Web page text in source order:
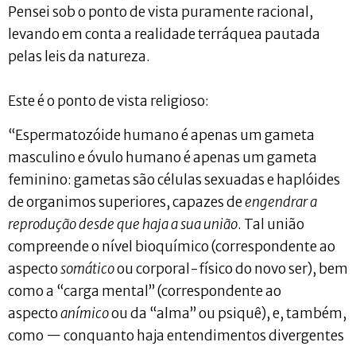
Pensei sob o ponto de vista puramente racional,
levando em conta a realidade terráquea pautada
pelas leis da natureza.
Este é o ponto de vista religioso:
“Espermatozóide humano é apenas um gameta
masculino e óvulo humano é apenas um gameta
feminino: gametas são células sexuadas e haplóides
de organimos superiores, capazes deengendrar a
reprodução desde que haja a sua união. Tal união
compreende o nível bioquímico (correspondente ao
aspectosomáticoou corporal-físico do novo ser), bem
como a “carga mental” (correspondente ao
aspectoanímicoou da “alma” ou psiquê), e, também,
como — conquanto haja entendimentos divergentes